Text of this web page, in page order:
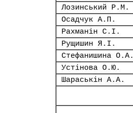
Лозинський Р.М.
Осадчук А.П.
Рахманін С.І.
Рущишин Я.І.
Стефанишина О.А.
Устінова О.Ю.
Шараськін А.А.